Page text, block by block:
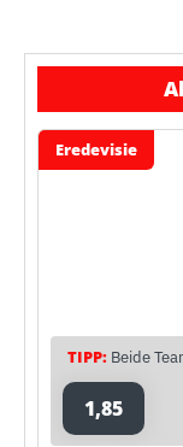
Eredevisie
TIPP: Beide
1,85